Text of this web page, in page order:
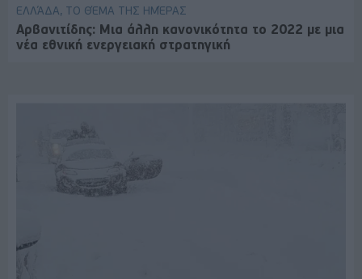
ΕΛΛΆΔΑ, ΤΟ ΘΈΜΑ ΤΗΣ ΗΜΈΡΑΣ
Αρβανιτίδης: Μια άλλη κανονικότητα το 2022 με μια
νέα εθνική ενεργειακή στρατηγική